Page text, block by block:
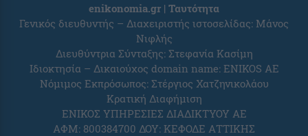
enikonomia.gr | Ταυτότητα
Γενικός διευθυντής – Διαχειριστής ιστοσελίδας: Μάνος
Νιφλής
Διευθύντρια Σύνταξης: Στεφανία Κασίμη
Ιδιοκτησία – Δικαιούχος domain name: ENIKOS AE
Νόμιμος Εκπρόσωπος: Στέργιος Χατζηνικολάου
Κρατική Διαφήμιση
ΕΝΙΚΟΣ ΥΠΗΡΕΣΙΕΣ ΔΙΑΔΙΚΤΥΟΥ ΑΕ
ΑΦΜ: 800384700 ΔΟΥ: ΚΕΦΟΔΕ ΑΤΤΙΚΗΣ